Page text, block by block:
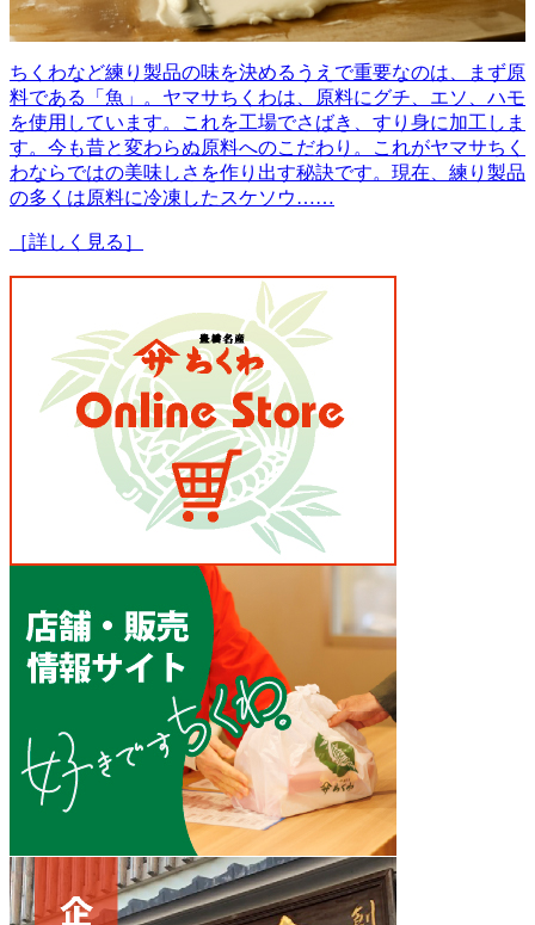
ちくわなど練り製品の味を決めるうえで重要なのは、まず原
料である「魚」。ヤマサちくわは、原料にグチ、エソ、ハモ
を使用しています。これを工場でさばき、すり身に加工しま
す。今も昔と変わらぬ原料へのこだわり。これがヤマサちく
わならではの美味しさを作り出す秘訣です。現在、練り製品
の多くは原料に冷凍したスケソウ……
［詳しく見る］